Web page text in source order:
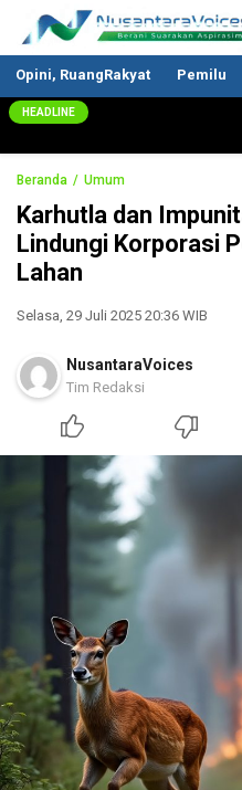
Nusantaravoices.id
Berani Suarakan Aspirasimu
Opini, RuangRakyat Pemilu
HEADLINE
Beranda Umum
Karhutla dan
Lindungi Korporasi
Lahan
Selasa, 29 Juli 2025 20:36 WIB
NusantaraVoices
Tim Redaksi